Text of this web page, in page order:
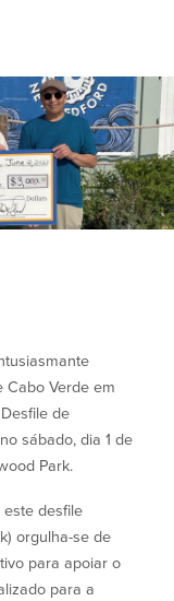
com Extrato
de Acesso ao
Cabo Verde em
de
sábado, dia 1 de
Park.
desfile
orgulha-se de
para apoiar o
para a